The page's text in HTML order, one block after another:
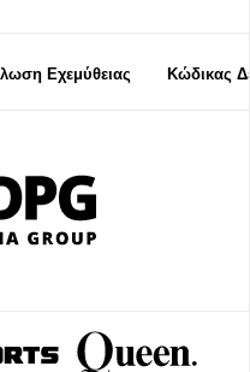
Εχεμύθειας Κώδικας